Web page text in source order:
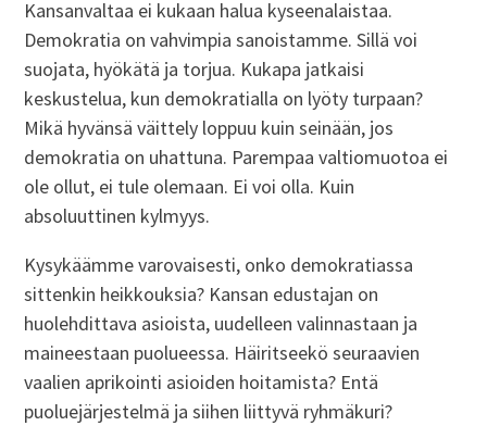
Kansanvaltaa ei kukaan halua kyseenalaistaa.
Demokratia on vahvimpia sanoistamme. Sillä voi
suojata, hyökätä ja torjua. Kukapa jatkaisi
keskustelua, kun demokratialla on lyöty turpaan?
Mikä hyvänsä väittely loppuu kuin seinään, jos
demokratia on uhattuna. Parempaa valtiomuotoa ei
ole ollut, ei tule olemaan. Ei voi olla. Kuin
absoluuttinen kylmyys.
Kysykäämme varovaisesti, onko demokratiassa
sittenkin heikkouksia? Kansan edustajan on
huolehdittava asioista, uudelleen valinnastaan ja
maineestaan puolueessa. Häiritseekö seuraavien
vaalien aprikointi asioiden hoitamista? Entä
puoluejärjestelmä ja siihen liittyvä ryhmäkuri?